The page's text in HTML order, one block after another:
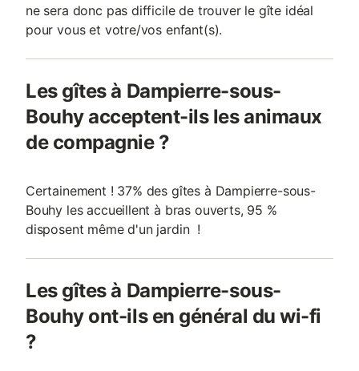
ne sera donc pas difficile de trouver le gîte idéal
pour vous et votre/vos enfant(s).
Les gîtes à Dampierre-sous-
Bouhy acceptent-ils les animaux
de compagnie ?
Certainement ! 37% des gîtes à Dampierre-sous-
Bouhy les accueillent à bras ouverts, 95 %
disposent même d'un jardin !
Les gîtes à Dampierre-sous-
Bouhy ont-ils en général du wi-fi
?